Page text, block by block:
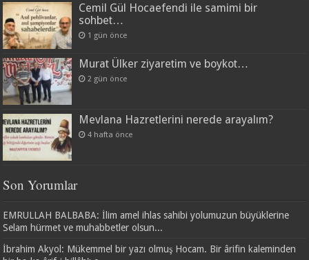
Cemil Gül Hocaefendi ile samimi bir
sohbet…
1 gün önce
Murat Ülker ziyaretim ve boykot…
2 gün önce
Mevlana Hazretlerini nerede arayalım?
4 hafta önce
Son Yorumlar
EMRULLAH BALBABA: İlim amel ihlas sahibi yolumuzun büyüklerine
Selam hürmet ve muhabbetler olsun...
İbrahim Akyol: Mükemmel bir yazı olmuş Hocam. Bir ârifin kaleminden